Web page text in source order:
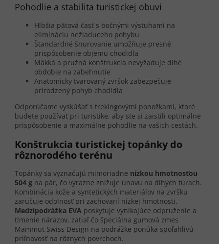
Pohodlie a stabilita turistickej obuvi
Hlbšia pätová časť s bočnými výstuhami na
elimináciu nežiaduceho pohybu
Štandardné šnurovanie umožňuje presné
prispôsobenie objemu chodidla
Mäkká a pružná konštrukcia nevyžaduje dlhé
obdobie na zabehnutie
Anatomicky tvarovaný zvršok zabezpečuje
prirodzený pohyb chodidla
Odporúčame vyskúšať s trekingovými ponožkami, ktoré
budete používať pri turistike, aby ste si zaistili optimálne
prispôsobenie a maximálne pohodlie na vašich cestách.
Konštrukcia turistickej topánky do
rôznorodého terénu
Topánky sa vyznačujú mimoriadne nízkou hmotnosťou
504 g na pár, čo výrazne znižuje únavu na dlhých túrach.
Kombinácia kože a syntetických materiálov na zvršku
zaručuje odolnosť pri zachovaní nízkej hmotnosti.
Medzipodrážka EVA poskytuje vynikajúce odpruženie a
tlmenie nárazov, zatiaľ čo špeciálna gumová zmes
Mammut Swiss Design na podrážke ponúka spoľahlivú
priľnavosť na rôznych povrchoch.